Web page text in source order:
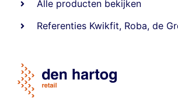
Alle producten bekijken
Referenties Kwikfit, Roba,de